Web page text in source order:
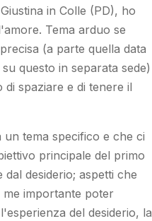
in Colle (PD), ho
Tema arduo se
(a parte quella data
questo in separata sede)
spaziare e di tenere il
tema specifico e che ci
principale del primo
desiderio; aspetti che
importante poter
del desiderio, la